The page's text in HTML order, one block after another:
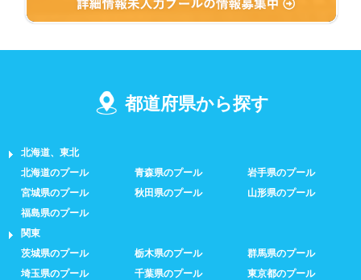
都道府県から探す
北海道、東北
北海道のプール
青森県のプール
岩手県のプール
宮城県のプール
秋田県のプール
山形県のプール
福島県のプール
関東
茨城県のプール
栃木県のプール
群馬県のプール
埼玉県のプール
千葉県のプール
東京都のプール